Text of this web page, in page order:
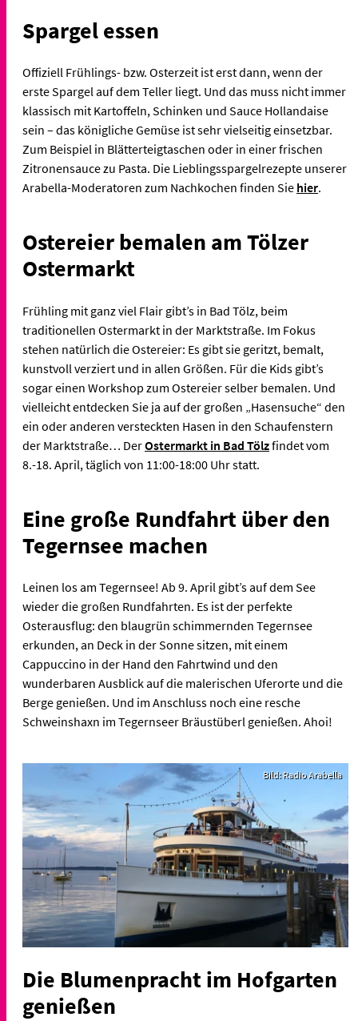
Spargel essen
Offiziell Frühlings- bzw. Osterzeit ist erst dann, wenn der
erste Spargel auf dem Teller liegt. Und das muss nicht immer
klassisch mit Kartoffeln, Schinken und Sauce Hollandaise
sein – das königliche Gemüse ist sehr vielseitig einsetzbar.
Zum Beispiel in Blätterteigtaschen oder in einer frischen
Zitronensauce zu Pasta. Die Lieblingsspargelrezepte unserer
Arabella-Moderatoren zum Nachkochen finden Sie hier.
Ostereier bemalen am Tölzer
Ostermarkt
Frühling mit ganz viel Flair gibt’s in Bad Tölz, beim
traditionellen Ostermarkt in der Marktstraße. Im Fokus
stehen natürlich die Ostereier: Es gibt sie geritzt, bemalt,
kunstvoll verziert und in allen Größen. Für die Kids gibt’s
sogar einen Workshop zum Ostereier selber bemalen. Und
vielleicht entdecken Sie ja auf der großen „Hasensuche“ den
ein oder anderen versteckten Hasen in den Schaufenstern
der Marktstraße… DerOstermarkt in Bad Tölzfindet vom
8.-18. April, täglich von 11:00-18:00 Uhr statt.
Eine große Rundfahrt über den
Tegernsee machen
Leinen los am Tegernsee! Ab 9. April gibt’s auf dem See
wieder die großen Rundfahrten. Es ist der perfekte
Osterausflug: den blaugrün schimmernden Tegernsee
erkunden, an Deck in der Sonne sitzen, mit einem
Cappuccino in der Hand den Fahrtwind und den
wunderbaren Ausblick auf die malerischen Uferorte und die
Berge genießen. Und im Anschluss noch eine resche
Schweinshaxn im Tegernseer Bräustüberl genießen. Ahoi!
Bild: Radio Arabella
Die Blumenpracht im Hofgarten
genießen